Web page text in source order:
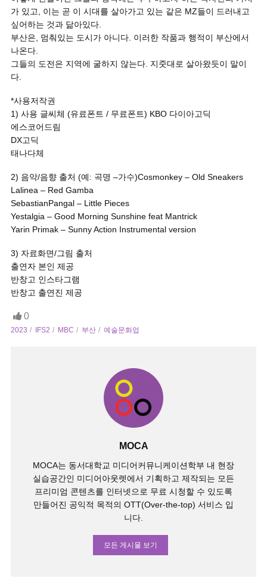
가 있고, 이는 곧 이 시대를 살아가고 있는 같은 MZ들이 드러내고
싶어하는 것과 닮아있다.
부산은, 멈춰있는 도시가 아니다. 이러한 작품과 행적이 부산에서
나온다.
그들의 도전은 지역에 굴하지 않는다. 지줏대로 살아왔듯이 말이
다.
*사용저작권
1) 사용 글씨체 (유료폰트 / 무료폰트) KBO 다이아고딕
에스코어드림
DX고딕
태나다체
2) 음악/음향 출처 (예: 곡명 –가수)Cosmonkey – Old Sneakers
Lalinea – Red Gamba
SebastianPangal – Little Pieces
Yestalgia – Good Morning Sunshine feat Mantrick
Yarin Primak – Sunny Action Instrumental version
3) 자료화면/그림 출처
출연자 본인 제공
반창고 인스타그램
반창고 출연진 제공
0
2023 IFS2 MBC 부산 예술문화업
MOCA
MOCA는 동서대학교 미디어커뮤니케이션학부 내 현장
실습공간인 미디어아웃렛에서 기획하고 제작되는 모든
프리미엄 콘텐츠를 인터넷으로 무료 시청할 수 있도록
만들어진 공익적 목적의 OTT(Over-the-top) 서비스 입
니다.
모든 게시물 보기